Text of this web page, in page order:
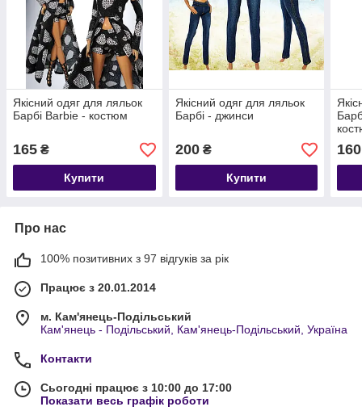
Якісний одяг для ляльок
Барбі Barbie - костюм
165 ₴
Купити
Якісний одяг для ляльок
Барбі - джинси
200₴
Купити
160
Про нас
100% позитивних з 97 відгуків за рік
Працює з 20.01.2014
м. Кам'янець-Подільський
Кам'янець - Подільський, Кам'янець-Подільський, Україна
Контакти
Сьогодні працює з 10:00 до 17:00
Показати весь графік роботи